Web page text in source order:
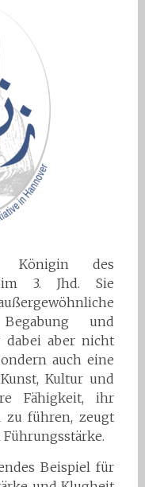
Königin des
im 3. Jhd. Sie
und
dabei aber nicht
auch eine
Kultur und
Fähigkeit, ihr
zu führen, zeugt
Beispiel für